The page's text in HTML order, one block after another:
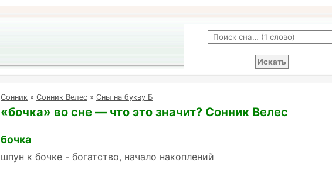
Cонник » Сонник Велес » Сны на букву Б
«бочка» во сне — что это значит? Сонник Велес
бочка
шпун к бочке - богатство, начало накоплений